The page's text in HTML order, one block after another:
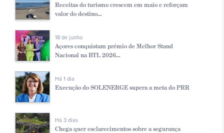
Receitas do turismo crescem em maio e reforçam
valor do destino...
18 de junho
Açores conquistam prémio de Melhor Stand
Nacional na BTL 2026...
Há 1 dia
Execução do SOLENERGE supera a meta do PRR
Há 3 dias
Chega quer esclarecimentos sobre a segurança